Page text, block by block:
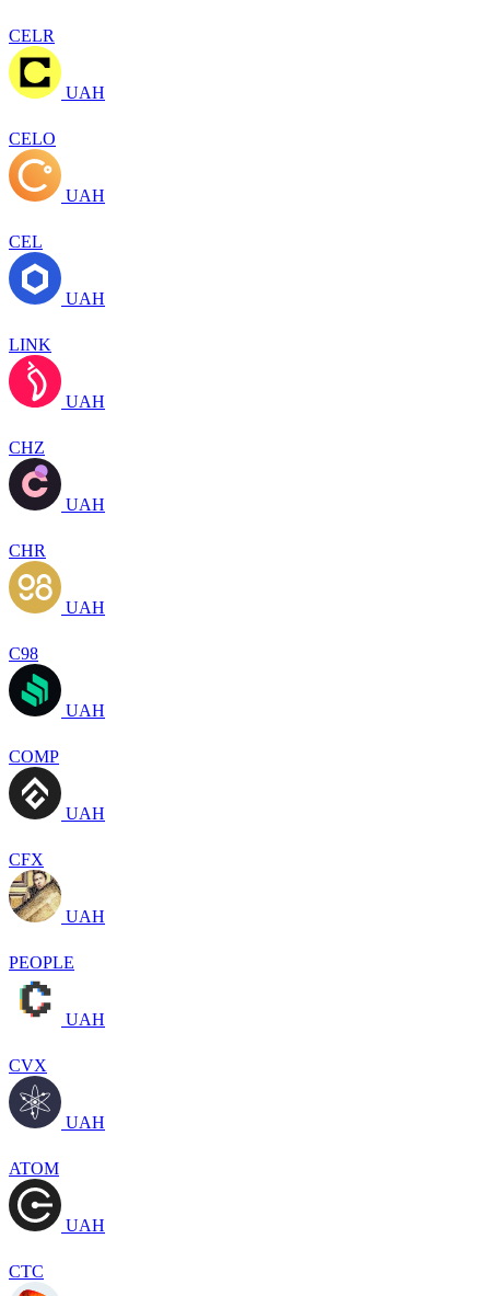
CELR
UAH
CELO
UAH
CEL
UAH
LINK
UAH
CHZ
UAH
CHR
UAH
C98
UAH
COMP
UAH
CFX
UAH
PEOPLE
UAH
CVX
UAH
ATOM
UAH
CTC